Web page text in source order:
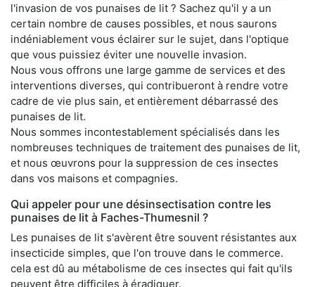
l'invasion de vos punaises de lit ? Sachez qu'il y a un
certain nombre de causes possibles, et nous saurons
indéniablement vous éclairer sur le sujet, dans l'optique
que vous puissiez éviter une nouvelle invasion.
Nous vous offrons une large gamme de services et des
interventions diverses, qui contribueront à rendre votre
cadre de vie plus sain, et entièrement débarrassé des
punaises de lit.
Nous sommes incontestablement spécialisés dans les
nombreuses techniques de traitement des punaises de lit,
et nous œuvrons pour la suppression de ces insectes
dans vos maisons et compagnies.
Qui appeler pour une désinsectisation contre les
punaises de lit à Faches-Thumesnil ?
Les punaises de lit s'avèrent être souvent résistantes aux
insecticide simples, que l'on trouve dans le commerce.
cela est dû au métabolisme de ces insectes qui fait qu'ils
peuvent être difficiles à éradiquer.